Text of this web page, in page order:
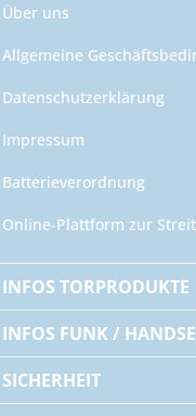
Über uns
Allgemeine
Datenschutzerklärung
Impressum
Batterieverordnung
Online-Plattform zur
INFOS TORPRODUKTE
INFOS FUNK /
SICHERHEIT